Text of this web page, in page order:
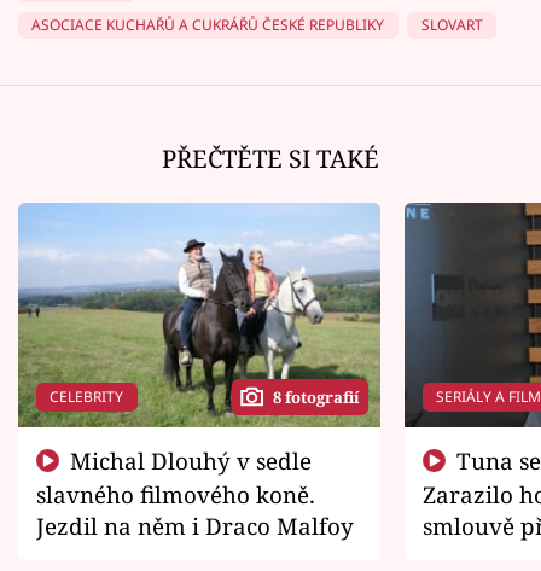
ASOCIACE KUCHAŘŮ A CUKRÁŘŮ ČESKÉ REPUBLIKY
SLOVART
PŘEČTĚTE SI TAKÉ
CELEBRITY 8 fotografií
slavného filmového koně.
Jezdil na něm i Draco Malfoy
SERIÁLY A
Zarazilo
smlouvě